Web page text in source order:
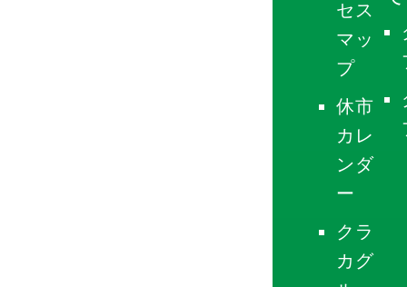
セス
マッ
プ
休市
カレ
ンダ
ー
クラ
カグ